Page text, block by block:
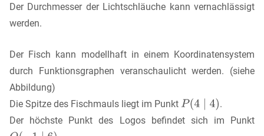
Der Durchmesser der Lichtschläuche kann vernachlässigt
werden.
Der Fisch kann modellhaft in einem Koordinatensystem
durch Funktionsgraphen veranschaulicht werden. (siehe
Abbildung)
Die Spitze des Fischmauls liegt im Punkt
.
Der höchste Punkt des Logos befindet sich im Punkt